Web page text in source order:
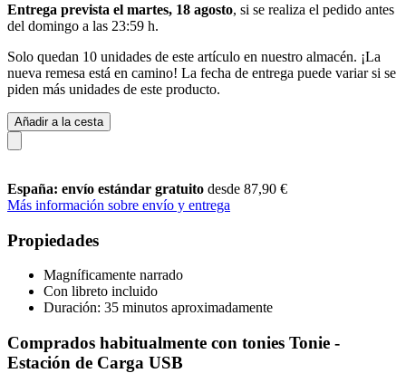
Entrega prevista el martes, 18 agosto, si se realiza el pedido antes
del domingo a las 23:59 h.
Solo quedan 10 unidades de este artículo en nuestro almacén. ¡La
nueva remesa está en camino! La fecha de entrega puede variar si se
piden más unidades de este producto.
Añadir a la cesta
España: envío estándar gratuito desde 87,90 €
Más información sobre envío y entrega
Propiedades
Magníficamente narrado
Con libreto incluido
Duración: 35 minutos aproximadamente
Comprados habitualmente con tonies Tonie -
Estación de Carga USB